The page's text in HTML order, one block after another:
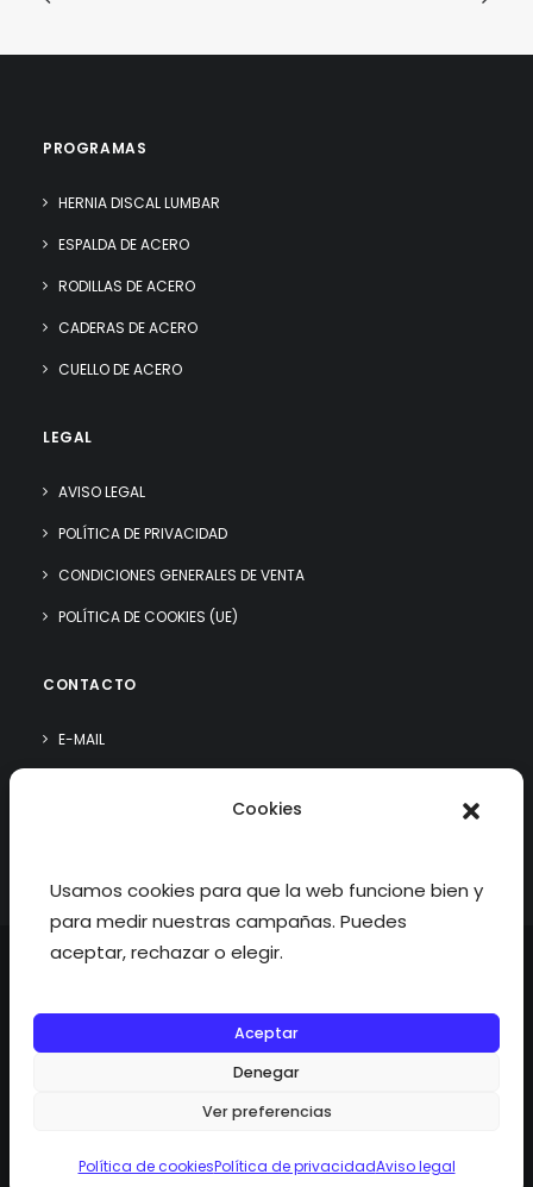
Cookies
Usamos cookies para que la web funcione bien y
para medir nuestras campañas. Puedes
aceptar, rechazar o elegir.
Aceptar
Denegar
Ver preferencias
Política de cookiesPolítica de privacidadAviso legal
PROGRAMAS
HERNIA DISCAL LUMBAR
ESPALDA DE ACERO
RODILLAS DE ACERO
CADERAS DE ACERO
CUELLO DE ACERO
LEGAL
AVISO LEGAL
POLÍTICA DE PRIVACIDAD
CONDICIONES GENERALES DE VENTA
POLÍTICA DE COOKIES (UE)
CONTACTO
E-MAIL
©2026 fisioterapiatualcance todos los derechos reservados.